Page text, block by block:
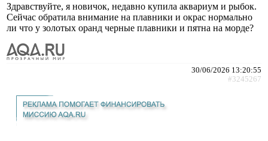
Здравствуйте, я новичок, недавно купила аквариум и рыбок.
Сейчас обратила внимание на плавники и окрас нормально
ли что у золотых оранд черные плавники и пятна на морде?
30/06/2026 13:20:55
#3245267